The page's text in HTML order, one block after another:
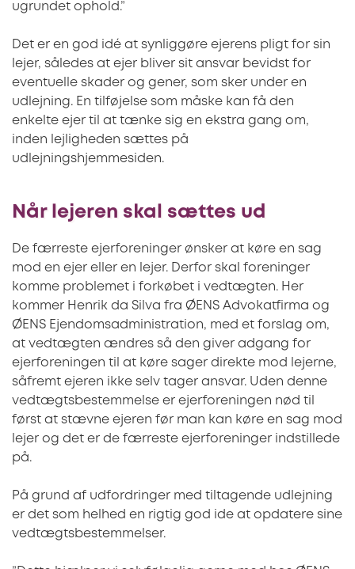
ugrundet ophold.”
Det er en god idé at synliggøre ejerens pligt for sin
lejer, således at ejer bliver sit ansvar bevidst for
eventuelle skader og gener, som sker under en
udlejning. En tilføjelse som måske kan få den
enkelte ejer til at tænke sig en ekstra gang om,
inden lejligheden sættes på
udlejningshjemmesiden.
Når lejeren skal sættes ud
De færreste ejerforeninger ønsker at køre en sag
mod en ejer eller en lejer. Derfor skal foreninger
komme problemet i forkøbet i vedtægten. Her
kommer Henrik da Silva fra ØENS Advokatfirma og
ØENS Ejendomsadministration, med et forslag om,
at vedtægten ændres så den giver adgang for
ejerforeningen til at køre sager direkte mod lejerne,
såfremt ejeren ikke selv tager ansvar. Uden denne
vedtægtsbestemmelse er ejerforeningen nød til
først at stævne ejeren før man kan køre en sag mod
lejer og det er de færreste ejerforeninger indstillede
på.
På grund af udfordringer med tiltagende udlejning
er det som helhed en rigtig god ide at opdatere sine
vedtægtsbestemmelser.